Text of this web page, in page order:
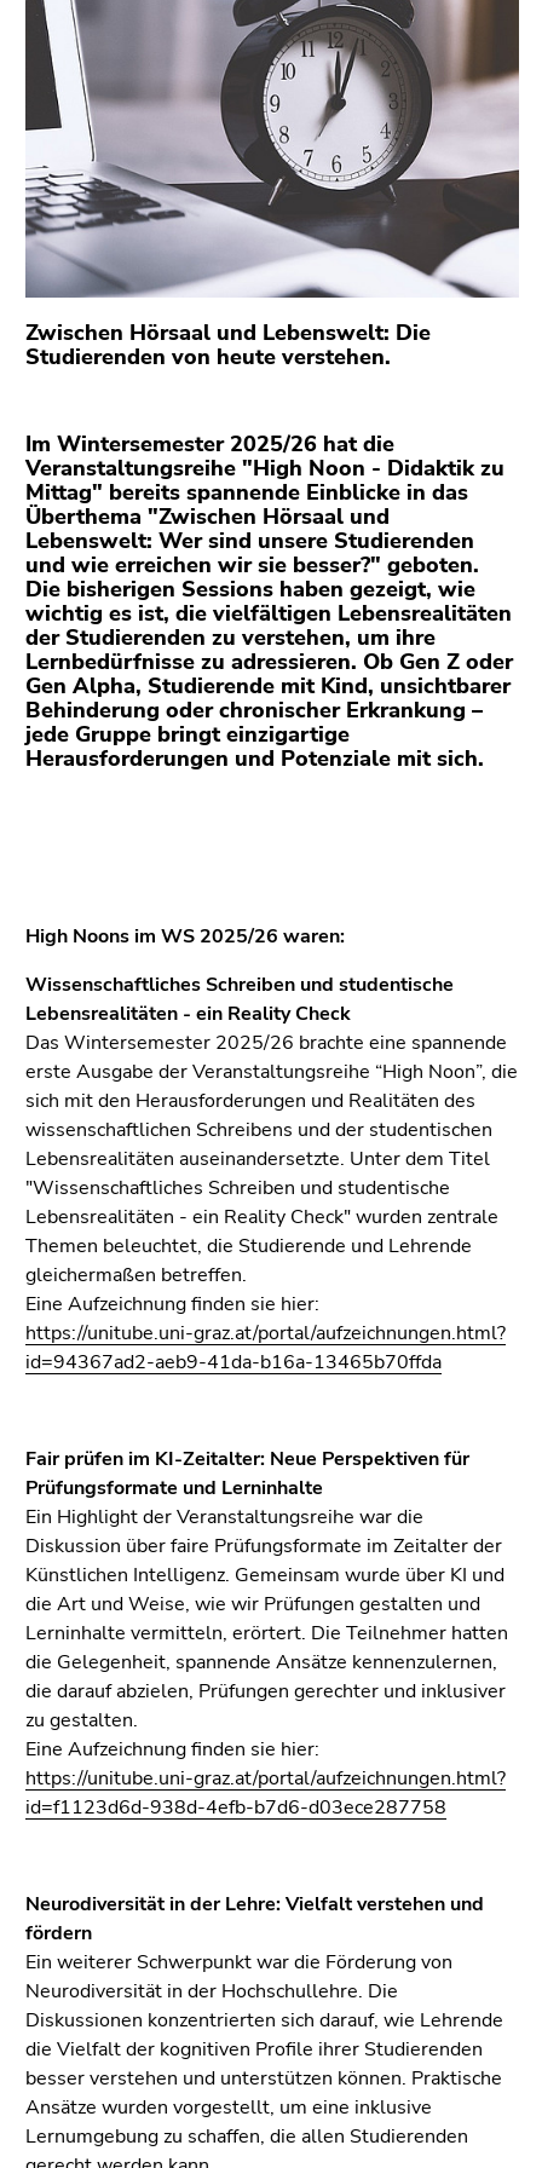
Sie diesen
Link.
Zum
(Zugriffstaste
1)
Zur
Positionsanzeige
(Zugriffstaste
2)
Zur
3)
Zu
den
Zusatzinformationen
(Zugriffstaste
5)
Zu
den
Seiteneinstellungen
(Benutzer/Sprache)
(Zugriffstaste
8)
Zwischen Hörsaal und Lebenswelt: Die
Studierenden von heute verstehen.
Im Wintersemester 2025/26 hat die
Veranstaltungsreihe "High Noon - Didaktik zu
Mittag" bereits spannende Einblicke in das
Überthema "Zwischen Hörsaal und
Lebenswelt: Wer sind unsere Studierenden
und wie erreichen wir sie besser?" geboten.
Die bisherigen Sessions haben gezeigt, wie
wichtig es ist, die vielfältigen Lebensrealitäten
der Studierenden zu verstehen, um ihre
Lernbedürfnisse zu adressieren. Ob Gen Z oder
Gen Alpha, Studierende mit Kind, unsichtbarer
Behinderung oder chronischer Erkrankung –
jede Gruppe bringt einzigartige
Herausforderungen und Potenziale mit sich.
High Noons im WS 2025/26 waren:
Wissenschaftliches Schreiben und studentische
Lebensrealitäten - ein Reality Check
Das Wintersemester 2025/26 brachte eine spannende
erste Ausgabe der Veranstaltungsreihe “High Noon”, die
sich mit den Herausforderungen und Realitäten des
wissenschaftlichen Schreibens und der studentischen
Lebensrealitäten auseinandersetzte. Unter dem Titel
"Wissenschaftliches Schreiben und studentische
Lebensrealitäten - ein Reality Check" wurden zentrale
Themen beleuchtet, die Studierende und Lehrende
gleichermaßen betreffen.
Eine Aufzeichnung finden sie hier:
https://unitube.uni-graz.at/portal/aufzeichnungen.html?
id=94367ad2-aeb9-41da-b16a-13465b70ffda
Fair prüfen im KI-Zeitalter: Neue Perspektiven für
Prüfungsformate und Lerninhalte
Ein Highlight der Veranstaltungsreihe war die
Diskussion über faire Prüfungsformate im Zeitalter der
Künstlichen Intelligenz. Gemeinsam wurde über KI und
die Art und Weise, wie wir Prüfungen gestalten und
Lerninhalte vermitteln, erörtert. Die Teilnehmer hatten
die Gelegenheit, spannende Ansätze kennenzulernen,
die darauf abzielen, Prüfungen gerechter und inklusiver
zu gestalten.
Eine Aufzeichnung finden sie hier:
https://unitube.uni-graz.at/portal/aufzeichnungen.html?
id=f1123d6d-938d-4efb-b7d6-d03ece287758
Neurodiversität in der Lehre: Vielfalt verstehen und
fördern
Ein weiterer Schwerpunkt war die Förderung von
Neurodiversität in der Hochschullehre. Die
Diskussionen konzentrierten sich darauf, wie Lehrende
die Vielfalt der kognitiven Profile ihrer Studierenden
besser verstehen und unterstützen können. Praktische
Ansätze wurden vorgestellt, um eine inklusive
Lernumgebung zu schaffen, die allen Studierenden